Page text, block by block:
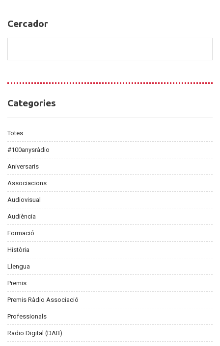
Cercador
Cercador
Categories
Categories
Totes
#100anysràdio
Aniversaris
Associacions
Audiovisual
Audiència
Formació
Història
Llengua
Premis
Premis Ràdio Associació
Professionals
Radio Digital (DAB)